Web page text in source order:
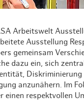
Arbeitswelt
Ausstellung
gemeinsam
dazu ein, sich
Diskriminierung
anzunähern. Im
einen respektvollen